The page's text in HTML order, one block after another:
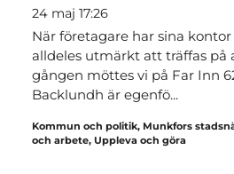
24 maj 17:26
När företagare har sina
alldeles utmärkt att träffas på
gången möttes vi på Far Inn
Backlundh är egenfö...
Kommun och politik, Munkfors
och arbete, Uppleva och göra